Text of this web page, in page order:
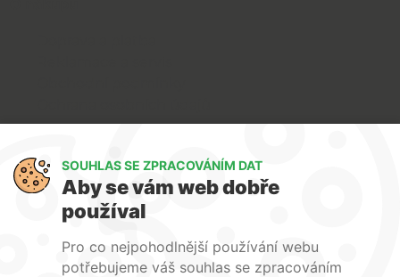
O nás
Služby
Kontakty
SOUHLAS SE ZPRACOVÁNÍM DAT
Aby se vám web dobře
používal
Pro co nejpohodlnější používání webu
potřebujeme váš souhlas se zpracováním